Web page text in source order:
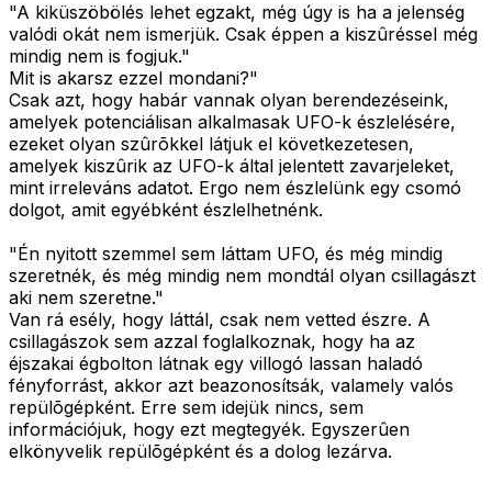
"A kiküszöbölés lehet egzakt, még úgy is ha a jelenség
valódi okát nem ismerjük. Csak éppen a kiszûréssel még
mindig nem is fogjuk."
Mit is akarsz ezzel mondani?"
Csak azt, hogy habár vannak olyan berendezéseink,
amelyek potenciálisan alkalmasak UFO-k észlelésére,
ezeket olyan szûrõkkel látjuk el következetesen,
amelyek kiszûrik az UFO-k által jelentett zavarjeleket,
mint irreleváns adatot. Ergo nem észlelünk egy csomó
dolgot, amit egyébként észlelhetnénk.
"Én nyitott szemmel sem láttam UFO, és még mindig
szeretnék, és még mindig nem mondtál olyan csillagászt
aki nem szeretne."
Van rá esély, hogy láttál, csak nem vetted észre. A
csillagászok sem azzal foglalkoznak, hogy ha az
éjszakai égbolton látnak egy villogó lassan haladó
fényforrást, akkor azt beazonosítsák, valamely valós
repülõgépként. Erre sem idejük nincs, sem
információjuk, hogy ezt megtegyék. Egyszerûen
elkönyvelik repülõgépként és a dolog lezárva.